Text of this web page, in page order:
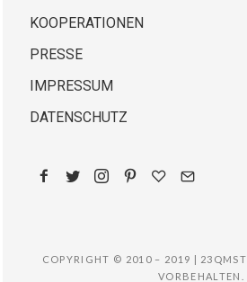
KOOPERATIONEN
PRESSE
IMPRESSUM
DATENSCHUTZ
COPYRIGHT © 2010 – 2019 |
VORBEHALTEN.